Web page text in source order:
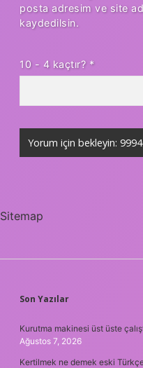
posta adresim ve site
kaydedilsin.
10 - 4 kaçtır? *
Sitemap
SIDEBAR
Son Yazılar
Kurutma makinesi üst üste
Ağustos 7, 2026
Kertilmek ne demek eski